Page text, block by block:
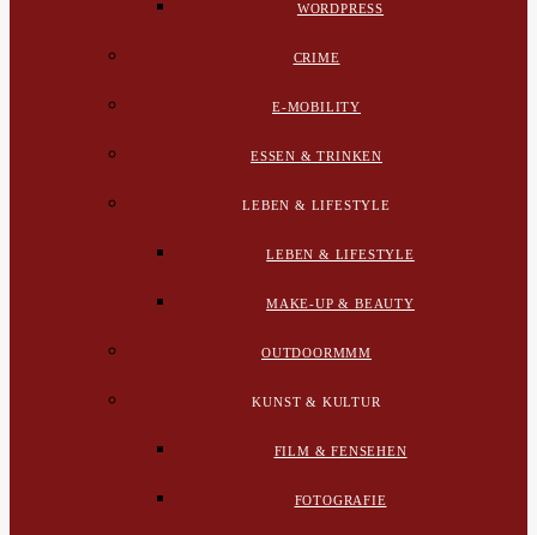
WORDPRESS
CRIME
E-MOBILITY
ESSEN & TRINKEN
LEBEN & LIFESTYLE
LEBEN & LIFESTYLE
MAKE-UP & BEAUTY
OUTDOORMMM
KUNST & KULTUR
FILM & FENSEHEN
FOTOGRAFIE